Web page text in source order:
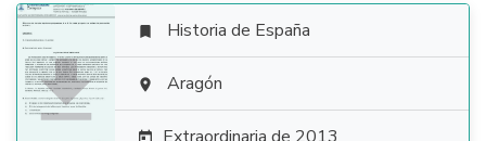

 Historia de España
 Aragón